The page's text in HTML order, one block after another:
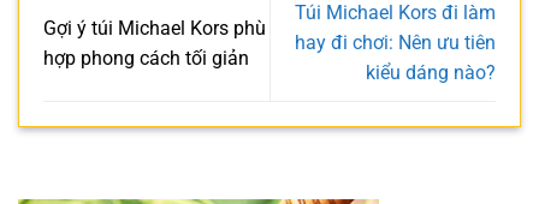
Gợi ý túi Michael Kors phù
hợp phong cách tối giản
Túi Michael Kors đi làm
hay đi chơi: Nên ưu tiên
kiểu dáng nào?